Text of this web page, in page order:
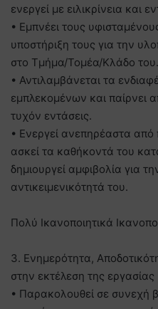
ενεργεί με ειλικρίνεια και
• Εμπνέει τους
υποστήριξη τους για την
στο Τμήμα/Τομέα/Κλάδο του.
• Αντιλαμβάνεται τα
εμπλεκομένων και παίρνει
τυχόν εντάσεις.
• Ενεργεί ανεπηρέαστα
ασκεί τα καθήκοντά του
δημιουργεί αμφιβολία για
αντικειμενικότητά του.
Πολύ Ικανοποιητικά
3. Ενημερότητα,
στην εκτέλεση της εργασίας
• Παρακολουθεί σε συνεχή